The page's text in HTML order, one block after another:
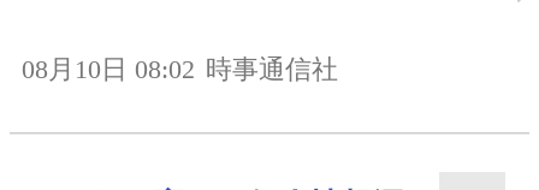
08月10日 08:02 時事通信社